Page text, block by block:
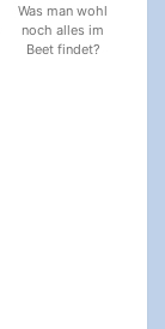
Was man wohl
noch alles im
Beet findet?